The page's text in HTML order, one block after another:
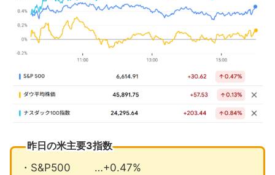
米中TikTok枠組みで合意
9月の注目イベントについて
昨日の米主要3指数
・S&P500 …+0.47%